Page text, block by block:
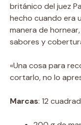
británico del juez
hecho cuando era
manera de
sabores y
«Una cosa para
cortarlo, no lo
Marcas: 12